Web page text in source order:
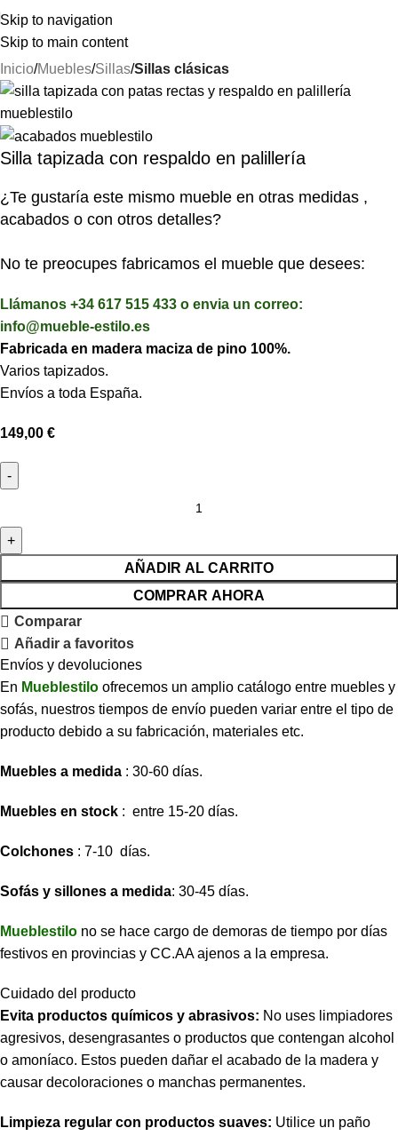
Skip to navigation
Skip to main content
⚡REALIZAMOS ENVÍOS A TODA ESPAÑA⚡
Inicio Muebles Sillas Sillas clásicas
Silla tapizada con respaldo en palillería
¿Te gustaría este mismo mueble en otras medidas ,
acabados o con otros detalles?
No te preocupes fabricamos el mueble que desees:
Llámanos +34 617 515 433 o envia un correo:
info@mueble-estilo.es
Fabricada en madera maciza de pino 100%.
Varios tapizados.
Envíos a toda España.
149,00 €
AÑADIR AL CARRITO
COMPRAR AHORA
Comparar
Añadir a favoritos
Envíos y devoluciones
En Mueblestilo ofrecemos un amplio catálogo entre muebles y
sofás, nuestros tiempos de envío pueden variar entre el tipo de
producto debido a su fabricación, materiales etc.
Muebles a medida : 30-60 días.
Muebles en stock : entre 15-20 días.
Colchones : 7-10 días.
Sofás y sillones a medida: 30-45 días.
Mueblestilo no se hace cargo de demoras de tiempo por días
festivos en provincias y CC.AA ajenos a la empresa.
Cuidado del producto
Evita productos químicos y abrasivos: No uses limpiadores
agresivos, desengrasantes o productos que contengan alcohol
o amoníaco. Estos pueden dañar el acabado de la madera y
causar decoloraciones o manchas permanentes.
Limpieza regular con productos suaves: Utilice un paño